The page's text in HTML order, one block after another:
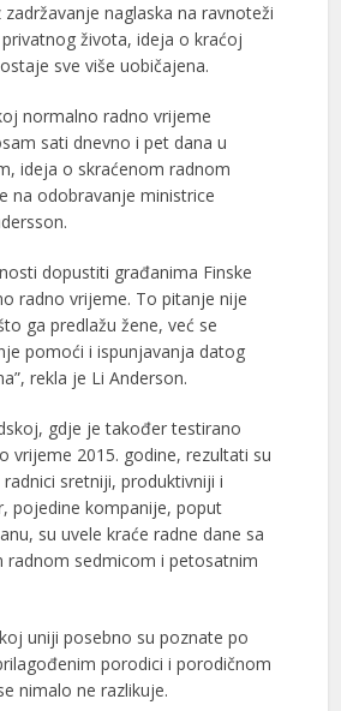
naglaska na ravnoteži
života, ideja o kraćoj
sve više uobičajena.
normalno radno vrijeme
sati dnevno i pet dana u
ideja o skraćenom radnom
na odobravanje ministrice
dopustiti građanima Finske
radno vrijeme. To pitanje nije
ga predlažu žene, već se
pomoći i ispunjavanja datog
rekla je Li Anderson.
gdje je također testirano
vrijeme 2015. godine, rezultati su
sretniji, produktivniji i
pojedine kompanije, poput
su uvele kraće radne dane sa
radnom sedmicom i petosatnim
uniji posebno su poznate po
porodici i porodičnom
nimalo ne razlikuje.